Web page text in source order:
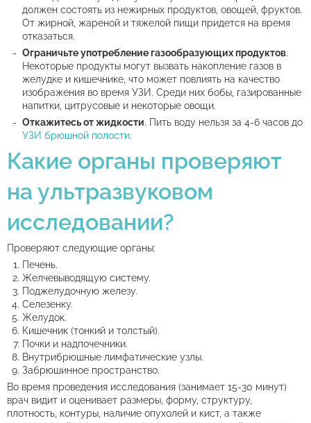
должен состоять из нежирных продуктов, овощей, фруктов.
От жирной, жареной и тяжелой пищи придется на время
отказаться.
Ограничьте употребление газообразующих продуктов.
Некоторые продукты могут вызвать накопление газов в
желудке и кишечнике, что может повлиять на качество
изображения во время УЗИ. Среди них бобы, газированные
напитки, цитрусовые и некоторые овощи.
Откажитесь от жидкости. Пить воду нельзя за 4-6 часов до
УЗИ брюшной полости.
Какие органы проверяют
на ультразвуковом
исследовании?
Проверяют следующие органы:
Печень.
Желчевыводящую систему.
Поджелудочную железу.
Селезенку.
Желудок.
Кишечник (тонкий и толстый).
Почки и надпочечники.
Внутрибрюшные лимфатические узлы.
Забрюшинное пространство.
Во время проведения исследования (занимает 15-30 минут)
врач видит и оценивает размеры, форму, структуру,
плотность, контуры, наличие опухолей и кист, а также